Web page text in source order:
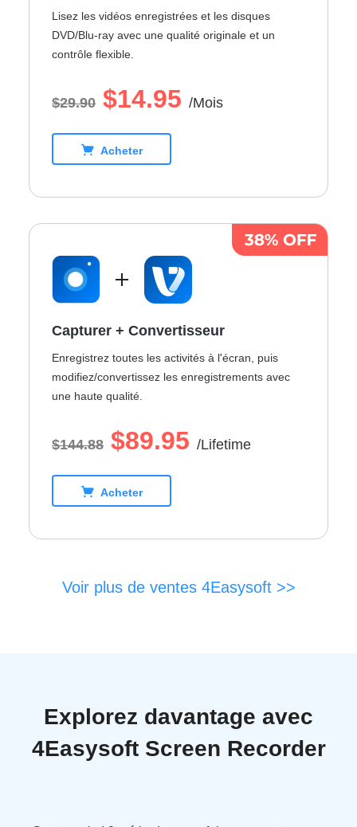
Lisez les vidéos enregistrées et les disques
DVD/Blu-ray avec une qualité originale et un
contrôle flexible.
$29.90 $14.95 /Mois
Acheter
Capturer + Convertisseur
Enregistrez toutes les activités à l'écran, puis
modifiez/convertissez les enregistrements avec
une haute qualité.
$144.88 $89.95 /Lifetime
Acheter
Voir plus de ventes 4Easysoft >>
Explorez davantage avec
4Easysoft Screen Recorder